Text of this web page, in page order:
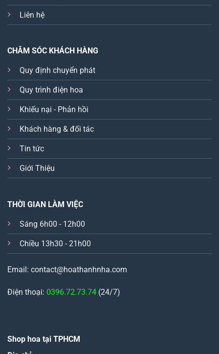
Liên hệ
CHĂM SÓC KHÁCH HÀNG
Quy định chuyển phát
Quy trình điện hoa
Khiếu nại - Phản hồi
Khách hàng & đối tác
Tin tức
Giới Thiệu
THỜI GIAN LÀM VIỆC
Sáng 6h00 - 12h00
Chiều 13h30 - 21h00
Email: contact@hoathanhnha.com
Điện thoại: 0396.72.73.74 (24/7)
Shop hoa tại TPHCM